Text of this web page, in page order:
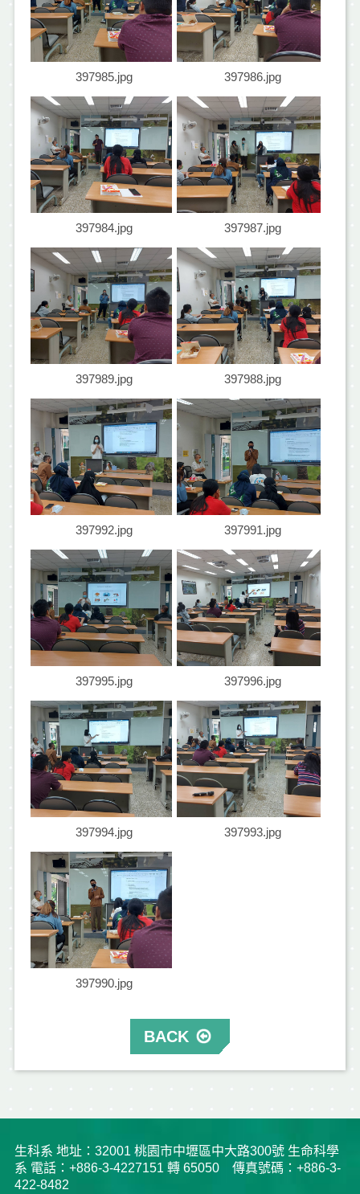
397985.jpg 397986.jpg
397984.jpg 397987.jpg
397989.jpg 397988.jpg
397992.jpg 397991.jpg
397995.jpg 397996.jpg
397994.jpg 397993.jpg
397990.jpg
BACK
生科系 地址：32001 桃園市中壢區中大路300號 生命科學
系 電話：+886-3-4227151 轉 65050 傳真號碼：+886-3-
422-8482